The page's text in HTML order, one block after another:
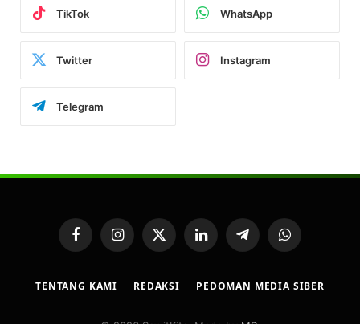
TikTok WhatsApp
Twitter Instagram
Telegram
FacebookInstagram
X
LinkedInTelegramWhatsApp
TENTANG KAMI REDAKSI PEDOMAN MEDIA SIBER